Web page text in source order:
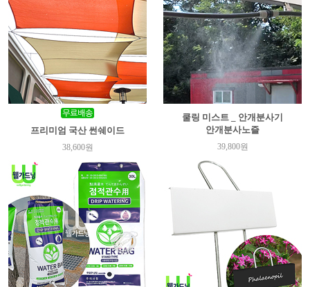
프리미엄 국산 썬쉐이드
38,600원
쿨링 미스트 _ 안개분사기
안개분사노즐
39,800원